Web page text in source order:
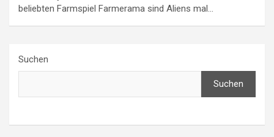
beliebten Farmspiel Farmerama sind Aliens mal…
Suchen
Suchen